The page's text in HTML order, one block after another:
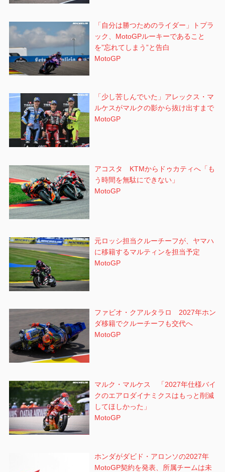
「自分は勝つためのライダー」トプラ
ック、MotoGPルーキーであること
を”忘れてしまう”と告白
MotoGP
「少し苦しんでいた」アレックス・マ
ルケスがマルクの影から抜け出すまで
MotoGP
アコスタ KTMからドゥカティへ「も
う時間を無駄にできない」
MotoGP
元ロッシ担当クルーチーフが、ヤマハ
に移籍するマルティンを担当予定
MotoGP
ファビオ・クアルタラロ 2027年ホン
ダ移籍でクルーチーフも交代へ
MotoGP
マルク・マルケス 「2027年仕様バイ
クのエアロダイナミクスはもっと削減
してほしかった」
MotoGP
ホンダがダビド・アロンソの2027年
MotoGP契約を発表、所属チームは未